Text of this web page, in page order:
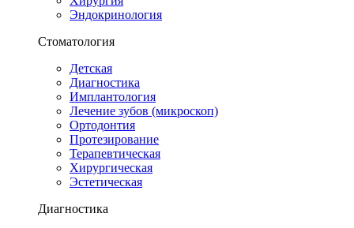
Эндокринология
Стоматология
Детская
Диагностика
Имплантология
Лечение зубов (микроскоп)
Ортодонтия
Протезирование
Терапевтическая
Хирургическая
Эстетическая
Диагностика